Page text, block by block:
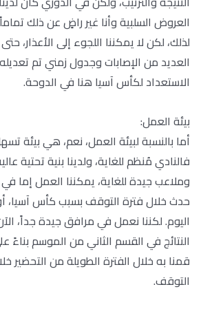
العروض السلبية وأنا غير راضٍ عن ذلك
لذلك، لكن لا يمكننا اللجوء إلى الأعذار،
العديد من الإصابات وجدول زمني تم
الاستعداد لكأس آسيا هنا في الدوحة.
بيئة العمل:
أما بالنسبة لبيئة العمل، نعم، هي بيئة
فالنادي مُنظم للغاية، ولدينا بنية تحتية
وملاعب جيدة للغاية، يمكننا العمل إما
حدث خلال فترة التوقف بسبب كأس آسيا،
اليوم. لكننا نعمل في مرافق جيدة جداً،
النتائج في القسم الثاني من الموسم بناءً
قمنا به خلال الفترة الطويلة من التحضير
التوقف.